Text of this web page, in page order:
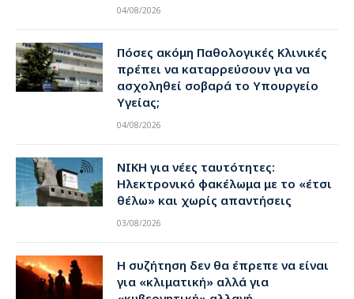
04/08/2026
Πόσες ακόμη Παθολογικές Κλινικές
πρέπει να καταρρεύσουν για να
ασχοληθεί σοβαρά το Υπουργείο
Υγείας;
04/08/2026
ΝΙΚΗ για νέες ταυτότητες:
Ηλεκτρονικό φακέλωμα με το «έτσι
θέλω» και χωρίς απαντήσεις
03/08/2026
Η συζήτηση δεν θα έπρεπε να είναι
για «κλιματική» αλλά για